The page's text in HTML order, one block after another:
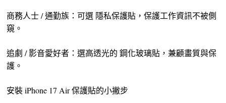
商務人士 / 通勤族：可選 隱私保護貼，保護工作資訊不被側
窺。
追劇 / 影音愛好者：選高透光的 鋼化玻璃貼，兼顧畫質與保
護。
安裝 iPhone 17 Air 保護貼的小撇步